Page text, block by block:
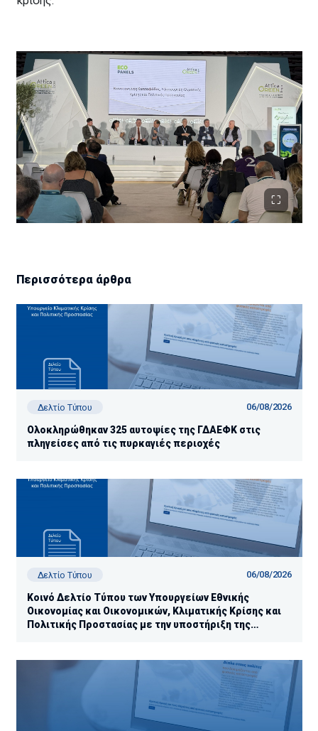
Περισσότερα άρθρα
Δελτίο Τύπου 06/08/2026
Ολοκληρώθηκαν 325 αυτοψίες της ΓΔΑΕΦΚ στις
πληγείσες από τις πυρκαγιές περιοχές
Δελτίο Τύπου 06/08/2026
Κοινό Δελτίο Τύπου των Υπουργείων Εθνικής
Οικονομίας και Οικονομικών, Κλιματικής Κρίσης και
Πολιτικής Προστασίας με την υποστήριξη της